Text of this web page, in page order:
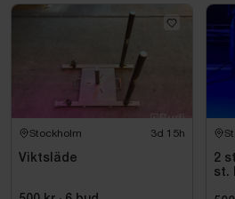
Stockholm 3d 15h
Viktsläde
2
st.